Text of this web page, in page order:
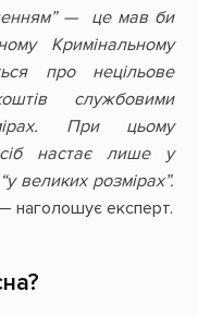
— це мав би
Кримінальному
про нецільове
службовими
При цьому
настає лише у
великих розмірах”.
наголошує експерт.